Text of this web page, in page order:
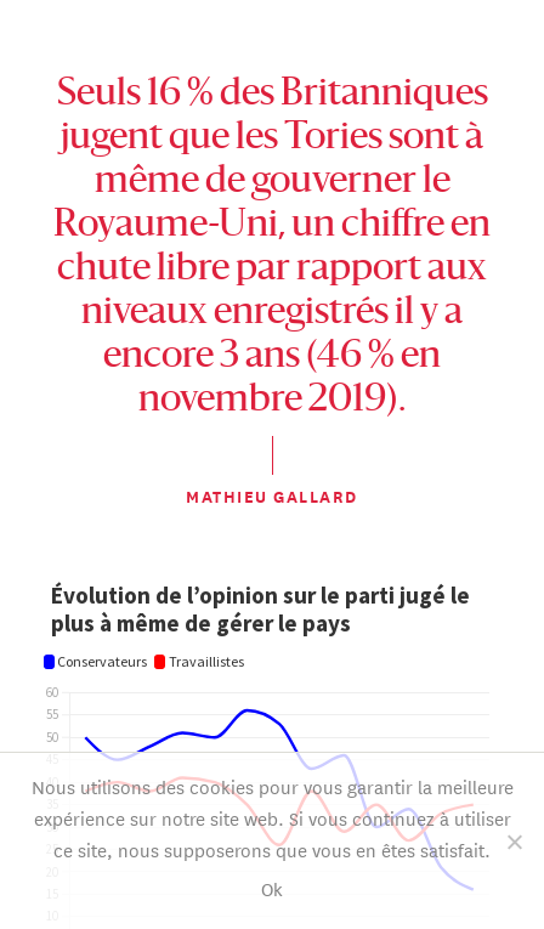
Seuls 16 % des Britanniques
jugent que les Tories sont à
même de gouverner le
Royaume-Uni, un chiffre en
chute libre par rapport aux
niveaux enregistrés il y a
encore 3 ans (46 % en
novembre 2019).
MATHIEU GALLARD
Nous utilisons des cookies pour vous garantir la meilleure
expérience sur notre site web. Si vous continuez à utiliser
ce site, nous supposerons que vous en êtes satisfait.
Ok